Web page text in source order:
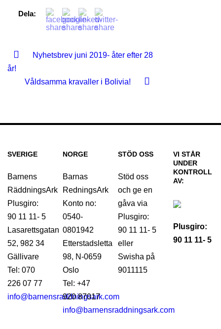
Dela:
Nyhetsbrev juni 2019- åter efter 28
år!
Våldsamma kravaller i Bolivia!
SVERIGE
Barnens
RäddningsArk
Plusgiro:
90 11 11- 5
Lasarettsgatan
52, 982 34
Gällivare
Tel: 070
226 07 77
info@barnensraddningsark.com
NORGE
Barnas
RedningsArk
Konto no:
0540-
0801942
Etterstadsletta
98, N-0659
Oslo
Tel: +47
920 87017
info@barnensraddningsark.com
STÖD OSS
Stöd oss
och ge en
gåva via
Plusgiro:
90 11 11- 5
eller
Swisha på
9011115
VI STÅR
UNDER
KONTROLL
AV:
Plusgiro:
90 11 11- 5